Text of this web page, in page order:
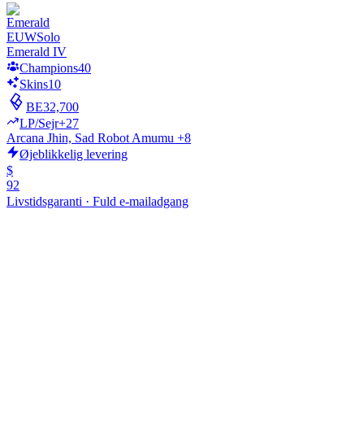
EUWSolo
Emerald IV
Champions40
Skins10
BE32,700
LP/Sejr+27
Arcana Jhin, Sad Robot Amumu +8
Øjeblikkelig levering
$
92
Livstidsgaranti · Fuld e-mailadgang